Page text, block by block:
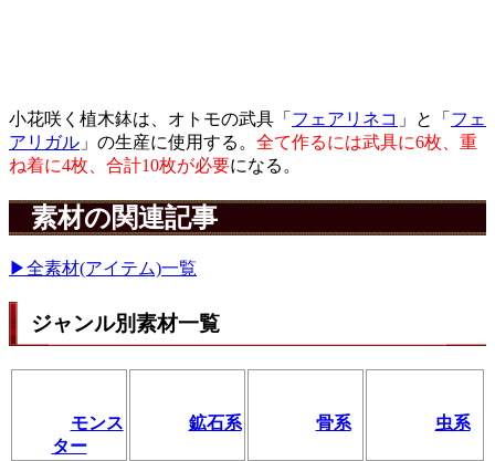
小花咲く植木鉢は、オトモの武具「 フェアリネコ 」と「 フェ
アリガル 」の生産に使用する。 全て作るには武具に6枚、重
ね着に4枚、合計10枚が必要になる。
素材の関連記事
▶全素材(アイテム)一覧
ジャンル別素材一覧
モンス
ター
鉱石系 骨系 虫系